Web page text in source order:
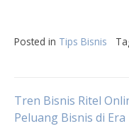
Posted in Tips Bisnis
Post
Tren Bisnis Ritel
Peluang Bisnis di Era